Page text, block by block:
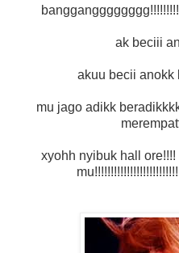
ak beciii
akuu becii anokk
mu jago adikk
xyohh nyibuk hall
mu!!!!!!!!!!!!!!!!!!!!!!!!